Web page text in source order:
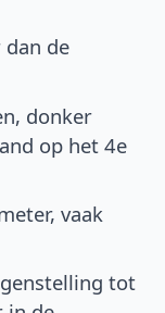
de
donker
op het 4e
vaak
tot